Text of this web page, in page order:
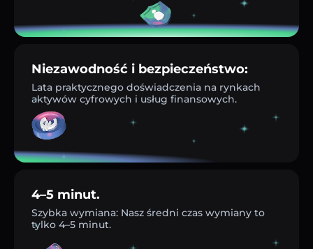
Niezawodność i bezpieczeństwo:
Lata praktycznego doświadczenia na rynkach
aktywów cyfrowych i usług finansowych.
4–5 minut.
Szybka wymiana: Nasz średni czas wymiany to
tylko 4–5 minut.